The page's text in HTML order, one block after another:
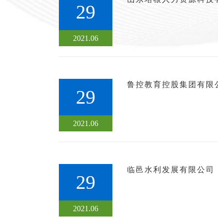
29
2021.06
29
2021.06
鲁控教育控股集团有限
29
2021.06
临邑水利发展有限公司